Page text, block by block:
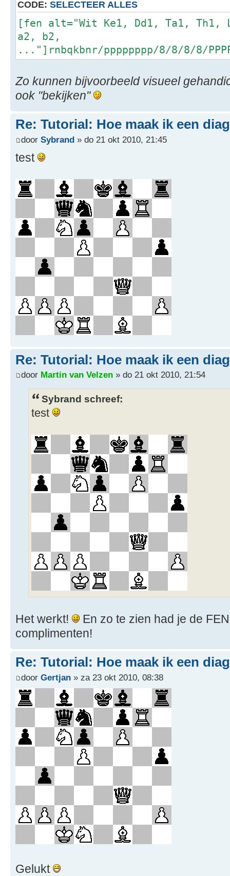
CODE: SELECTEER ALLES
[fen alt="Wit Ke1, Dd1, Ta1,
a2, b2,
..."]rnbqkbnr/pppppppp/8/8/8/8/
Zo kunnen bijvoorbeeld visueel
ook "bekijken"
Re: Tutorial: Hoe maak ik een
door Sybrand » do 21 okt 2010, 21:45
test
Re: Tutorial: Hoe maak ik een
door Martin van Velzen » do 21 okt 2010, 21:54
Sybrand schreef:
test
Het werkt!
En zo te zien had je de
complimenten!
Re: Tutorial: Hoe maak ik een
door Gertjan » za 23 okt 2010, 08:38
Gelukt